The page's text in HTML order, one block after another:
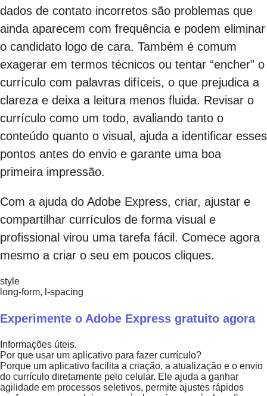
dados de contato incorretos são problemas que
ainda aparecem com frequência e podem eliminar
o candidato logo de cara. Também é comum
exagerar em termos técnicos ou tentar “encher” o
currículo com palavras difíceis, o que prejudica a
clareza e deixa a leitura menos fluida. Revisar o
currículo como um todo, avaliando tanto o
conteúdo quanto o visual, ajuda a identificar esses
pontos antes do envio e garante uma boa
primeira impressão.
Com a ajuda do Adobe Express, criar, ajustar e
compartilhar currículos de forma visual e
profissional virou uma tarefa fácil. Comece agora
mesmo a criar o seu em poucos cliques.
style
long-form, l-spacing
Experimente o Adobe Express gratuito agora
Informações úteis.
Por que usar um aplicativo para fazer currículo?
Porque um aplicativo facilita a criação, a atualização e o envio
do currículo diretamente pelo celular. Ele ajuda a ganhar
agilidade em processos seletivos, permite ajustes rápidos